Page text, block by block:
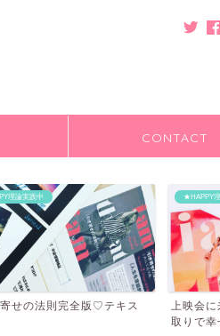
CONTACT
理論実践中
寄せの法則完全版♡テキス
★HAPPY
上映会に
取りで幸